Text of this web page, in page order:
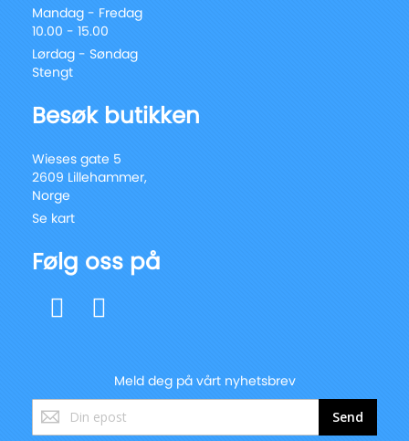
Mandag - Fredag
10.00 - 15.00
Lørdag - Søndag
Stengt
Besøk butikken
Wieses gate 5
2609 Lillehammer,
Norge
Se kart
Følg oss på
Meld deg på vårt nyhetsbrev
Registrer
deg
Send